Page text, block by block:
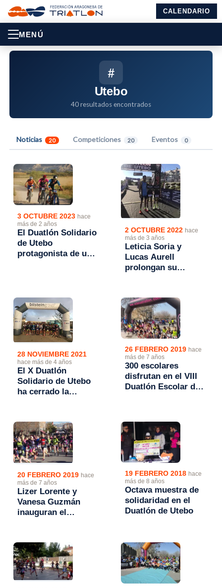
CALENDARIO
MENÚ
#
Utebo
40 resultados encontrados
Noticias 20 Competiciones 20 Eventos 0
3 OCTUBRE 2023 hace
más de 2 años
El Duatlón Solidario
de Utebo
protagonista de una
2 OCTUBRE 2022 hace
más de 3 años
Leticia Soria y
Lucas Aurell
prolongan su
28 NOVIEMBRE 2021
hace más de 4 años
El X Duatlón
Solidario de Utebo
ha cerrado la
26 FEBRERO 2019 hace
más de 7 años
300 escolares
disfrutan en el VIII
Duatlón Escolar de
20 FEBRERO 2019 hace
más de 7 años
Lizer Lorente y
Vanesa Guzmán
inauguran el
Utebo
19 FEBRERO 2018 hace
más de 8 años
Octava muestra de
solidaridad en el
Duatlón de Utebo